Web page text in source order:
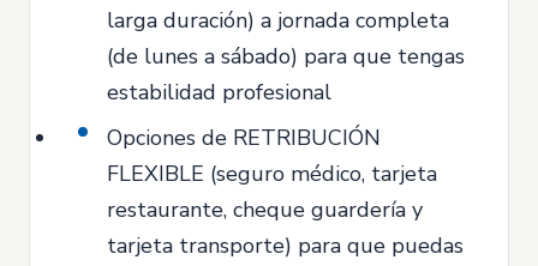
larga duración) a jornada completa
(de lunes a sábado) para que tengas
estabilidad profesional
Opciones de RETRIBUCIÓN
FLEXIBLE (seguro médico, tarjeta
restaurante, cheque guardería y
tarjeta transporte) para que puedas